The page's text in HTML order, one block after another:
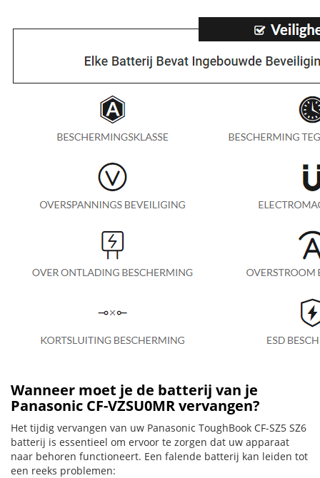
Wanneer moet je de batterij van je
Panasonic CF-VZSU0MR vervangen?
Het tijdig vervangen van uw Panasonic ToughBook CF-SZ5 SZ6
batterij is essentieel om ervoor te zorgen dat uw apparaat
naar behoren functioneert. Een falende batterij kan leiden tot
een reeks problemen: